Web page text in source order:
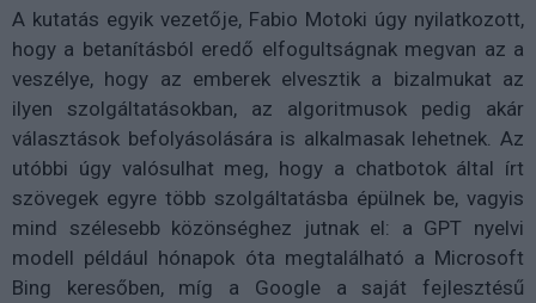
A kutatás egyik vezetője, Fabio Motoki úgy nyilatkozott,
hogy a betanításból eredő elfogultságnak megvan az a
veszélye, hogy az emberek elvesztik a bizalmukat az
ilyen szolgáltatásokban, az algoritmusok pedig akár
választások befolyásolására is alkalmasak lehetnek. Az
utóbbi úgy valósulhat meg, hogy a chatbotok által írt
szövegek egyre több szolgáltatásba épülnek be, vagyis
mind szélesebb közönséghez jutnak el: a GPT nyelvi
modell például hónapok óta megtalálható a Microsoft
Bing keresőben, míg a Google a saját fejlesztésű